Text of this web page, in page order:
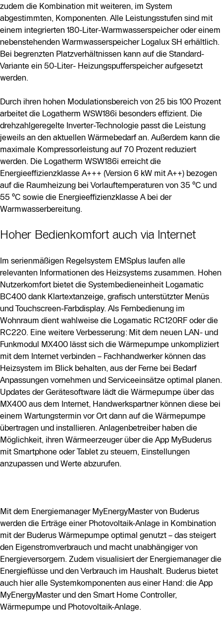
zudem die Kombination mit weiteren, im System
abgestimmten, Komponenten. Alle Leistungsstufen sind mit
einem integrierten 180-Liter-Warmwasserspeicher oder einem
nebenstehenden Warmwasserspeicher Logalux SH erhältlich.
Bei begrenzten Platzverhältnissen kann auf die Standard-
Variante ein 50-Liter- Heizungspufferspeicher aufgesetzt
werden.
Durch ihren hohen Modulationsbereich von 25 bis 100 Prozent
arbeitet die Logatherm WSW186i besonders effizient. Die
drehzahlgeregelte Inverter-Technologie passt die Leistung
jeweils an den aktuellen Wärmebedarf an. Außerdem kann die
maximale Kompressorleistung auf 70 Prozent reduziert
werden. Die Logatherm WSW186i erreicht die
Energieeffizienzklasse A+++ (Version 6 kW mit A++) bezogen
auf die Raumheizung bei Vorlauftemperaturen von 35 °C und
55 °C sowie die Energieeffizienzklasse A bei der
Warmwasserbereitung.
Hoher Bedienkomfort auch via Internet
Im serienmäßigen Regelsystem EMSplus laufen alle
relevanten Informationen des Heizsystems zusammen. Hohen
Nutzerkomfort bietet die Systembedieneinheit Logamatic
BC400 dank Klartextanzeige, grafisch unterstützter Menüs
und Touchscreen-Farbdisplay. Als Fernbedienung im
Wohnraum dient wahlweise die Logamatic RC120RF oder die
RC220. Eine weitere Verbesserung: Mit dem neuen LAN- und
Funkmodul MX400 lässt sich die Wärmepumpe unkompliziert
mit dem Internet verbinden – Fachhandwerker können das
Heizsystem im Blick behalten, aus der Ferne bei Bedarf
Anpassungen vornehmen und Serviceeinsätze optimal planen.
Updates der Gerätesoftware lädt die Wärmepumpe über das
MX400 aus dem Internet, Handwerkspartner können diese bei
einem Wartungstermin vor Ort dann auf die Wärmepumpe
übertragen und installieren. Anlagenbetreiber haben die
Möglichkeit, ihren Wärmeerzeuger über die App MyBuderus
mit Smartphone oder Tablet zu steuern, Einstellungen
anzupassen und Werte abzurufen.
Mit dem Energiemanager MyEnergyMaster von Buderus
werden die Erträge einer Photovoltaik-Anlage in Kombination
mit der Buderus Wärmepumpe optimal genutzt – das steigert
den Eigenstromverbrauch und macht unabhängiger von
Energieversorgern. Zudem visualisiert der Energiemanager die
Energieflüsse und den Verbrauch im Haushalt. Buderus bietet
auch hier alle Systemkomponenten aus einer Hand: die App
MyEnergyMaster und den Smart Home Controller,
Wärmepumpe und Photovoltaik-Anlage.